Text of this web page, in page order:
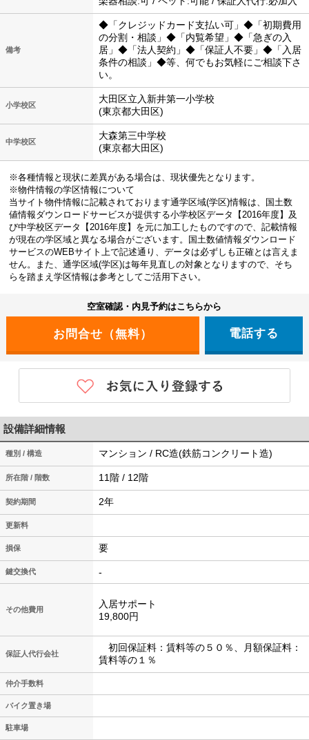
備考
◆「クレジッドカード支払い可」◆「初期費用
の分割・相談」◆「内覧希望」◆「急ぎの入
居」◆「法人契約」◆「保証人不要」◆「入居
条件の相談」◆等、何でもお気軽にご相談下さ
い。
小学校区
大田区立入新井第一小学校
(東京都大田区)
中学校区
大森第三中学校
(東京都大田区)
※各種情報と現状に差異がある場合は、現状優先となります。
※物件情報の学区情報について
当サイト物件情報に記載されております通学区域(学区)情報は、国土数
値情報ダウンロードサービスが提供する小学校区データ【2016年度】及
び中学校区データ【2016年度】を元に加工したものですので、記載情報
が現在の学区域と異なる場合がございます。国土数値情報ダウンロード
サービスのWEBサイト上で記述通り、データは必ずしも正確とは言えま
せん。また、通学区域(学区)は毎年見直しの対象となりますので、そち
らを踏まえ学区情報は参考としてご活用下さい。
空室確認・内見予約はこちらから
電話する
設備詳細情報
種別 / 構造 マンション / RC造(鉄筋コンクリート造)
所在階 / 階数 11階 / 12階
契約期間 2年
更新料
損保 要
鍵交換代 -
その他費用
入居サポート
19,800円
保証人代行会社
初回保証料：賃料等の５０％、月額保証料：
賃料等の１％
仲介手数料
バイク置き場
駐車場